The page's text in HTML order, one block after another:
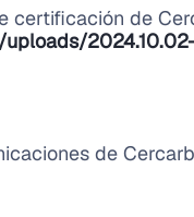
certificación de
de